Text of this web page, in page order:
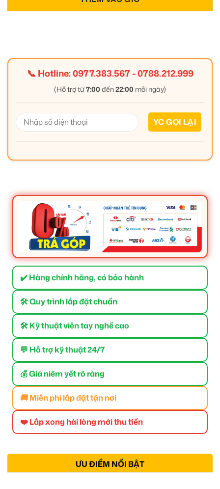
📞 Hotline:0977.383.567-0788.212.999
(Hỗ trợ từ7:00 đến22:00 mỗi ngày)
✔️ Hàng chính hãng, có bảo hành
🛠 Quy trình lắp đặt chuẩn
🛠 Kỹ thuật viên tay nghề cao
💬 Hỗ trợ kỹ thuật 24/7
💰 Giá niêm yết rõ ràng
🚚 Miễn phí lắp đặt tận nơi
❤️ Lắp xong hài lòng mới thu tiền
ƯU ĐIỂM NỔI BẬT